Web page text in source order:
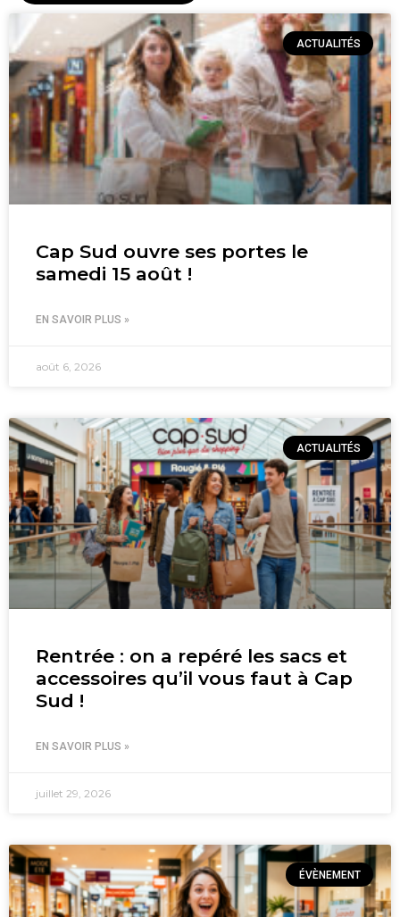
ACTUALITÉS
Cap Sud ouvre ses portes le
samedi 15 août !
EN SAVOIR PLUS »
août 6, 2026
ACTUALITÉS
Rentrée : on a repéré les sacs et
accessoires qu’il vous faut à Cap
Sud !
EN SAVOIR PLUS »
juillet 29, 2026
ÉVÈNEMENT